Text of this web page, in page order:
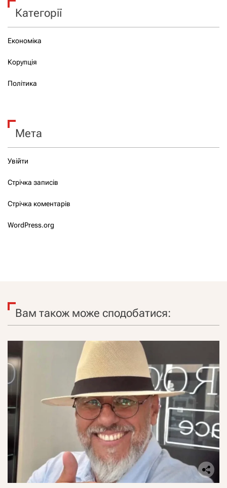
Категорії
Економіка
Корупція
Політика
Мета
Увійти
Стрічка записів
Стрічка коментарів
WordPress.org
Вам також може сподобатися: